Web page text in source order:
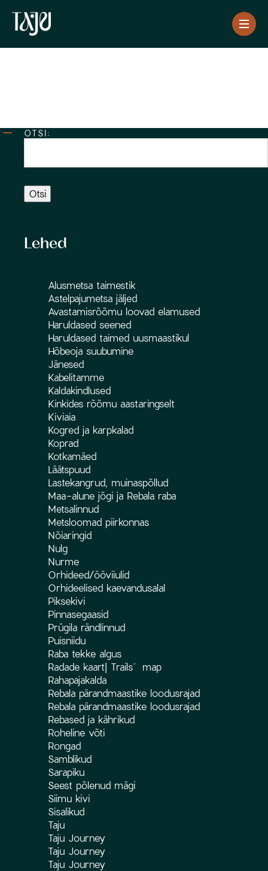
OTSI:
Lehed
Alusmetsa taimestik
Astelpajumetsa jäljed
Avastamisrõõmu loovad elamused
Haruldased seened
Haruldased taimed uusmaastikul
Hõbeoja suubumine
Jänesed
Kabelitamme
Kaldakindlused
Kinkides rõõmu aastaringselt
Kiviaia
Kogred ja karpkalad
Koprad
Kotkamäed
Läätspuud
Lastekangrud, muinaspõllud
Maa-alune jõgi ja Rebala raba
Metsalinnud
Metsloomad piirkonnas
Nõiaringid
Nulg
Nurme
Orhideed/ööviiulid
Orhideelised kaevandusalal
Piksekivi
Pinnasegaasid
Prügila rändlinnud
Puisniidu
Raba tekke algus
Radade kaart| Trails´ map
Rahapajakalda
Rebala pärandmaastike loodusrajad
Rebala pärandmaastike loodusrajad
Rebased ja kährikud
Roheline võti
Rongad
Samblikud
Sarapiku
Seest põlenud mägi
Siimu kivi
Sisalikud
Taju
Taju Journey
Taju Journey
Taju Journey